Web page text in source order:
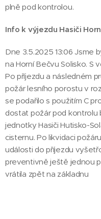
plně pod kontrolou.
Info k výjezdu Hasiči
Dne 3.5.2025 13:06 Jsme
na Horní Bečvu Solisko. S
Po příjezdu a následném
požár lesního porostu v
se podařilo s použitím C
dostat požár pod kontrolu
jednotky Hasiči Hutisko-
cisternu. Po likvidaci
události do příjezdu
preventivně ještě jednou
vrátila zpět na základnu